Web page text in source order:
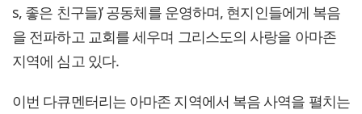
s, 좋은 친구들)’ 공동체를 운영하며, 현지인들에게 복음
을 전파하고 교회를 세우며 그리스도의 사랑을 아마존
지역에 심고 있다.
이번 다큐멘터리는 아마존 지역에서 복음 사역을 펼치는